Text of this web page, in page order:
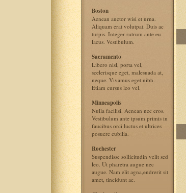
Boston
Aenean auctor wisi et urna.
Aliquam erat volutpat. Duis ac
turpis. Integer rutrum ante eu
lacus. Vestibulum.
Sacramento
Libero nisl, porta vel,
scelerisque eget, malesuada at,
neque. Vivamus eget nibh.
Etiam cursus leo vel.
Minneapolis
Nulla facilisi. Aenean nec eros.
Vestibulum ante ipsum primis in
faucibus orci luctus et ultrices
posuere cubilia.
Rochester
Suspendisse sollicitudin velit sed
leo. Ut pharetra augue nec
augue. Nam elit agna,endrerit sit
amet, tincidunt ac.